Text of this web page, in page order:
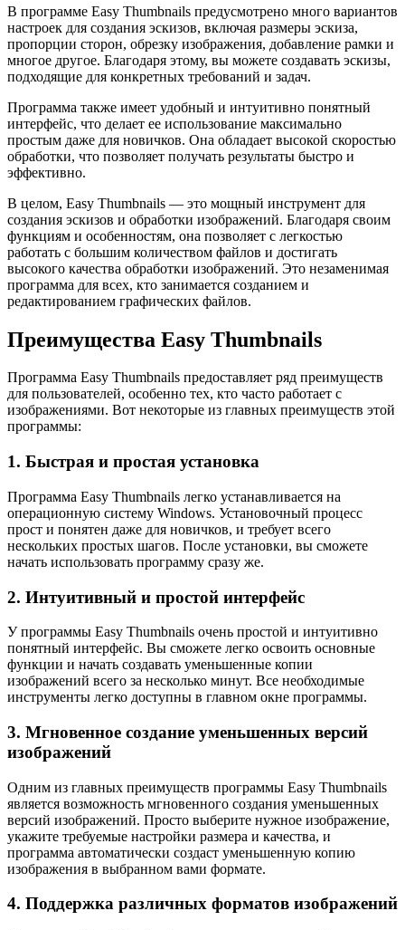
В программе Easy Thumbnails предусмотрено много вариантов
настроек для создания эскизов, включая размеры эскиза,
пропорции сторон, обрезку изображения, добавление рамки и
многое другое. Благодаря этому, вы можете создавать эскизы,
подходящие для конкретных требований и задач.
Программа также имеет удобный и интуитивно понятный
интерфейс, что делает ее использование максимально
простым даже для новичков. Она обладает высокой скоростью
обработки, что позволяет получать результаты быстро и
эффективно.
В целом, Easy Thumbnails — это мощный инструмент для
создания эскизов и обработки изображений. Благодаря своим
функциям и особенностям, она позволяет с легкостью
работать с большим количеством файлов и достигать
высокого качества обработки изображений. Это незаменимая
программа для всех, кто занимается созданием и
редактированием графических файлов.
Преимущества Easy Thumbnails
Программа Easy Thumbnails предоставляет ряд преимуществ
для пользователей, особенно тех, кто часто работает с
изображениями. Вот некоторые из главных преимуществ этой
программы:
1. Быстрая и простая установка
Программа Easy Thumbnails легко устанавливается на
операционную систему Windows. Установочный процесс
прост и понятен даже для новичков, и требует всего
нескольких простых шагов. После установки, вы сможете
начать использовать программу сразу же.
2. Интуитивный и простой интерфейс
У программы Easy Thumbnails очень простой и интуитивно
понятный интерфейс. Вы сможете легко освоить основные
функции и начать создавать уменьшенные копии
изображений всего за несколько минут. Все необходимые
инструменты легко доступны в главном окне программы.
3. Мгновенное создание уменьшенных версий
изображений
Одним из главных преимуществ программы Easy Thumbnails
является возможность мгновенного создания уменьшенных
версий изображений. Просто выберите нужное изображение,
укажите требуемые настройки размера и качества, и
программа автоматически создаст уменьшенную копию
изображения в выбранном вами формате.
4. Поддержка различных форматов изображений